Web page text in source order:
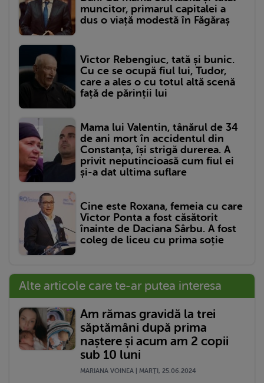
muncitor, primarul capitalei a
dus o viață modestă în Făgăraș
Victor Rebengiuc, tată și bunic.
Cu ce se ocupă fiul lui, Tudor,
care a ales o cu totul altă scenă
față de părinții lui
Mama lui Valentin, tânărul de 34
de ani mort în accidentul din
Constanța, își strigă durerea. A
privit neputincioasă cum fiul ei
și-a dat ultima suflare
Cine este Roxana, femeia cu care
Victor Ponta a fost căsătorit
înainte de Daciana Sârbu. A fost
coleg de liceu cu prima soție
Alte articole care te-ar putea interesa
Am rămas gravidă la trei
săptămâni după prima
naștere și acum am 2 copii
sub 10 luni
MARIANA VOINEA | MARŢI, 25.06.2024